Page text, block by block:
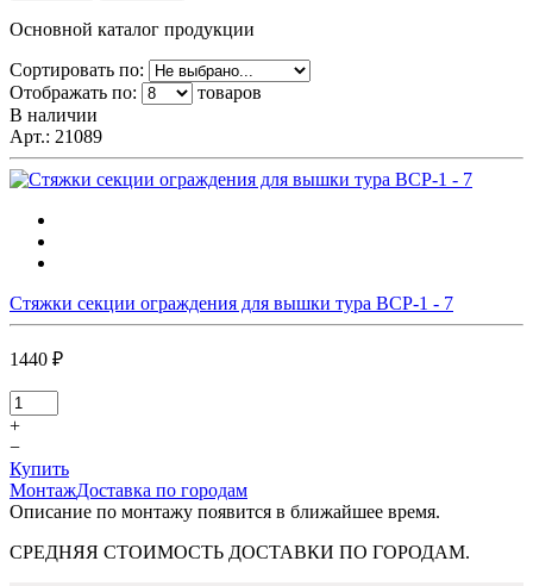
Основной каталог продукции
Сортировать по:
Отображать по:
товаров
В наличии
Арт.: 21089
Стяжки секции ограждения для вышки тура ВСР-1 - 7
1440 ₽
+
−
Купить
МонтажДоставка по городам
Описание по монтажу появится в ближайшее время.
СРЕДНЯЯ СТОИМОСТЬ ДОСТАВКИ ПО ГОРОДАМ.